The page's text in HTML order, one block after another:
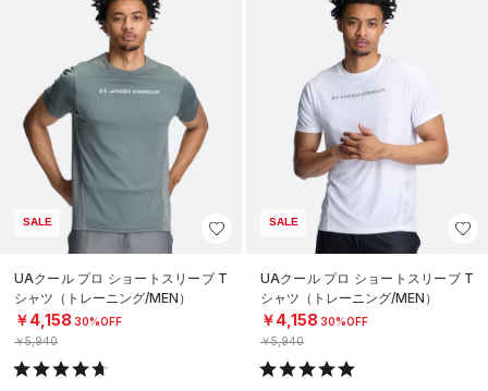
SALE
UAクール プロ ショートスリーブ T
シャツ（トレーニング/MEN）
￥4,158 30%OFF
￥5,940
SALE
UAクール プロ ショートスリーブ T
シャツ（トレーニング/MEN）
￥4,158 30%OFF
￥5,940